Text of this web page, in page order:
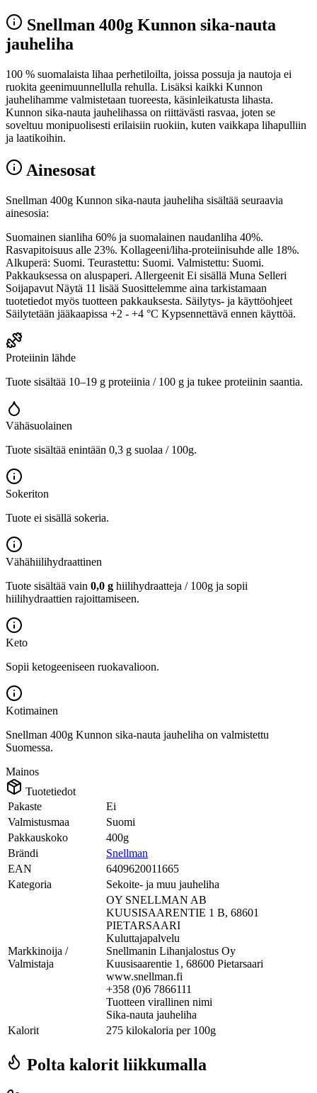
Snellman 400g Kunnon sika-nauta
jauheliha
100 % suomalaista lihaa perhetiloilta, joissa possuja ja nautoja ei
ruokita geenimuunnellulla rehulla. Lisäksi kaikki Kunnon
jauhelihamme valmistetaan tuoreesta, käsinleikatusta lihasta.
Kunnon sika-nauta jauhelihassa on riittävästi rasvaa, joten se
soveltuu monipuolisesti erilaisiin ruokiin, kuten vaikkapa lihapulliin
ja laatikoihin.
Ainesosat
Snellman 400g Kunnon sika-nauta jauheliha sisältää seuraavia
ainesosia:
Suomainen sianliha 60% ja suomalainen naudanliha 40%.
Rasvapitoisuus alle 23%. Kollageeni/liha-proteiinisuhde alle 18%.
Alkuperä: Suomi. Teurastettu: Suomi. Valmistettu: Suomi.
Pakkauksessa on aluspaperi. Allergeenit Ei sisällä Muna Selleri
Soijapavut Näytä 11 lisää Suosittelemme aina tarkistamaan
tuotetiedot myös tuotteen pakkauksesta. Säilytys- ja käyttöohjeet
Säilytetään jääkaapissa +2 - +4 °C Kypsennettävä ennen käyttöä.
Proteiinin lähde
Tuote sisältää 10–19 g proteiinia / 100 g ja tukee proteiinin saantia.
Vähäsuolainen
Tuote sisältää enintään 0,3 g suolaa / 100g.
Sokeriton
Tuote ei sisällä sokeria.
Vähähiilihydraattinen
Tuote sisältää vain 0,0 g hiilihydraatteja / 100g ja sopii
hiilihydraattien rajoittamiseen.
Keto
Sopii ketogeeniseen ruokavalioon.
Kotimainen
Snellman 400g Kunnon sika-nauta jauheliha on valmistettu
Suomessa.
Mainos
Tuotetiedot
Pakaste
Ei
Valmistusmaa
Suomi
Pakkauskoko
400g
Brändi
Snellman
EAN
6409620011665
Kategoria
Sekoite- ja muu jauheliha
Markkinoija /
Valmistaja
OY SNELLMAN AB
KUUSISAARENTIE 1 B, 68601
PIETARSAARI
Kuluttajapalvelu
Snellmanin Lihanjalostus Oy
Kuusisaarentie 1, 68600 Pietarsaari
www.snellman.fi
+358 (0)6 7866111
Tuotteen virallinen nimi
Sika-nauta jauheliha
Kalorit
275 kilokaloria per 100g
Polta kalorit liikkumalla